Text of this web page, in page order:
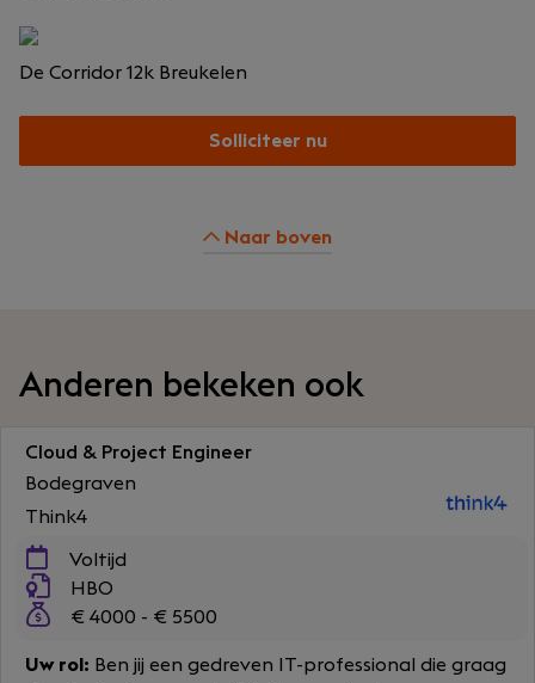
De Corridor 12k Breukelen
Solliciteer nu
Naar boven
Anderen bekeken ook
Cloud & Project Engineer
Bodegraven
Think4
Voltijd
HBO
€ 4000 - € 5500
Uw rol: Ben jij een gedreven IT-professional die graag